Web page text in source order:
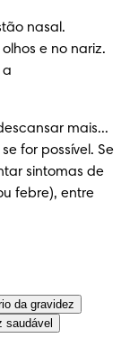
nasal.
e no nariz.
a
mais...
for possível. Se
sintomas de
febre), entre
da gravidez
saudável